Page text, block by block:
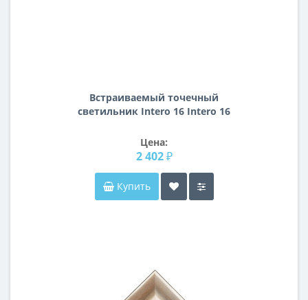
Встраиваемый точечный
светильник Intero 16 Intero 16
Цена:
2 402 ₽
Купить